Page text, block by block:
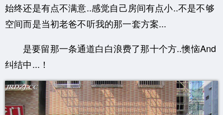
始终还是有点不满意..感觉自己房间有点小..不是不够
空间而是当初老爸不听我的那一套方案...
是要留那一条通道白白浪费了那十个方..懊恼And
纠结中...！